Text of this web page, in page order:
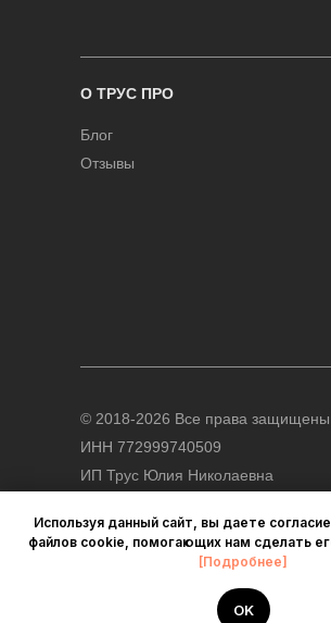
© 2018-2026 Все права защищены
ИНН 772999740509
ИП Трус Юлия Николаевна
О ТРУС ПРО
Блог
Отзывы
Договор оферта для физ.лиц
Используя данный сайт, вы даете
файлов cookie, помогающих нам сделать
[Подробнее]
OK